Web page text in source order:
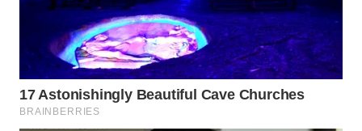
WN DELI
SERDANG
WN
TINGGI